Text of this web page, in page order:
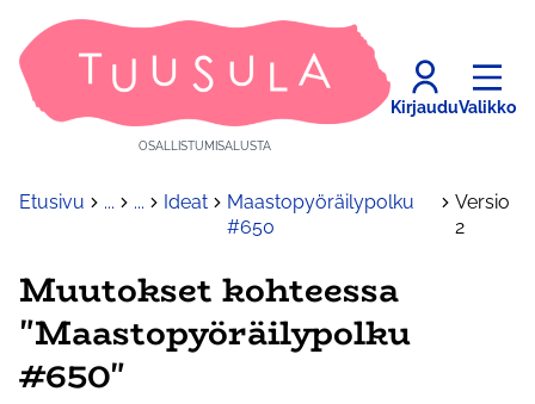
OSALLISTUMISALUSTA
KirjauduValikko
Etusivu ... ... Ideat
Maastopyöräilypolku
#650
Versio
2
Muutokset kohteessa
"Maastopyöräilypolku
#650"